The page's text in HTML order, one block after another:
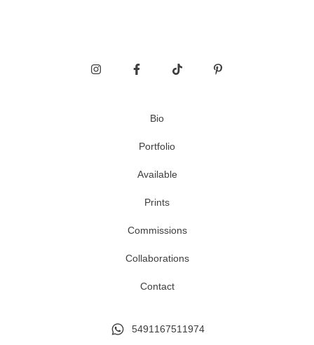
Bio
Portfolio
Available
Prints
Commissions
Collaborations
Contact
5491167511974